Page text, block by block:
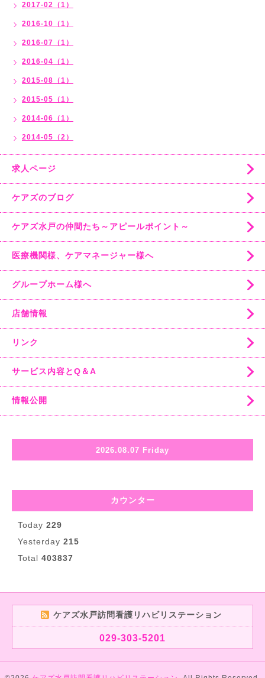
2017-02（1）
2016-10（1）
2016-07（1）
2016-04（1）
2015-08（1）
2015-05（1）
2014-06（1）
2014-05（2）
求人ページ
ケアズのブログ
ケアズ水戸の仲間たち～アピールポイント～
医療機関様、ケアマネージャー様へ
グループホーム様へ
店舗情報
リンク
サービス内容とQ＆A
情報公開
2026.08.07 Friday
カウンター
Today 229
Yesterday 215
Total 403837
ケアズ水戸訪問看護リハビリステーション
029-303-5201